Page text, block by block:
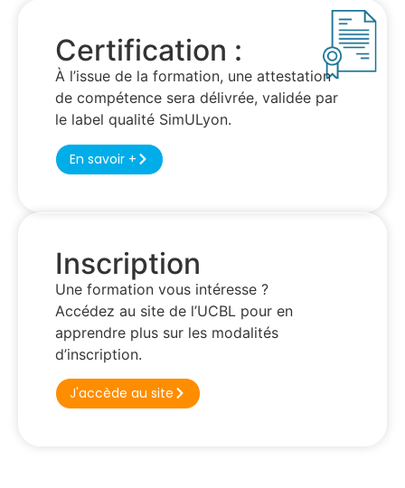
Certification :
À l’issue de la formation, une attestation
de compétence sera délivrée, validée par
le label qualité SimULyon.
En savoir +
Inscription
Une formation vous intéresse ?
Accédez au site de l’UCBL pour en
apprendre plus sur les modalités
d’inscription.
J'accède au site